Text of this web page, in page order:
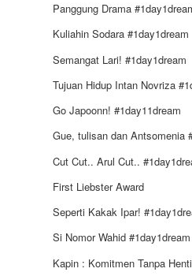
Panggung Drama
Kuliahin Sodara #1day1dream
Semangat Lari! #1day1dream
Tujuan Hidup Intan Novriza
Go Japoonn! #1day11dream
Gue, tulisan dan Antsomenia
Cut Cut.. Arul Cut..
First Liebster Award
Seperti Kakak Ipar!
Si Nomor Wahid #1day1dream
Kapin : Komitmen Tanpa Henti